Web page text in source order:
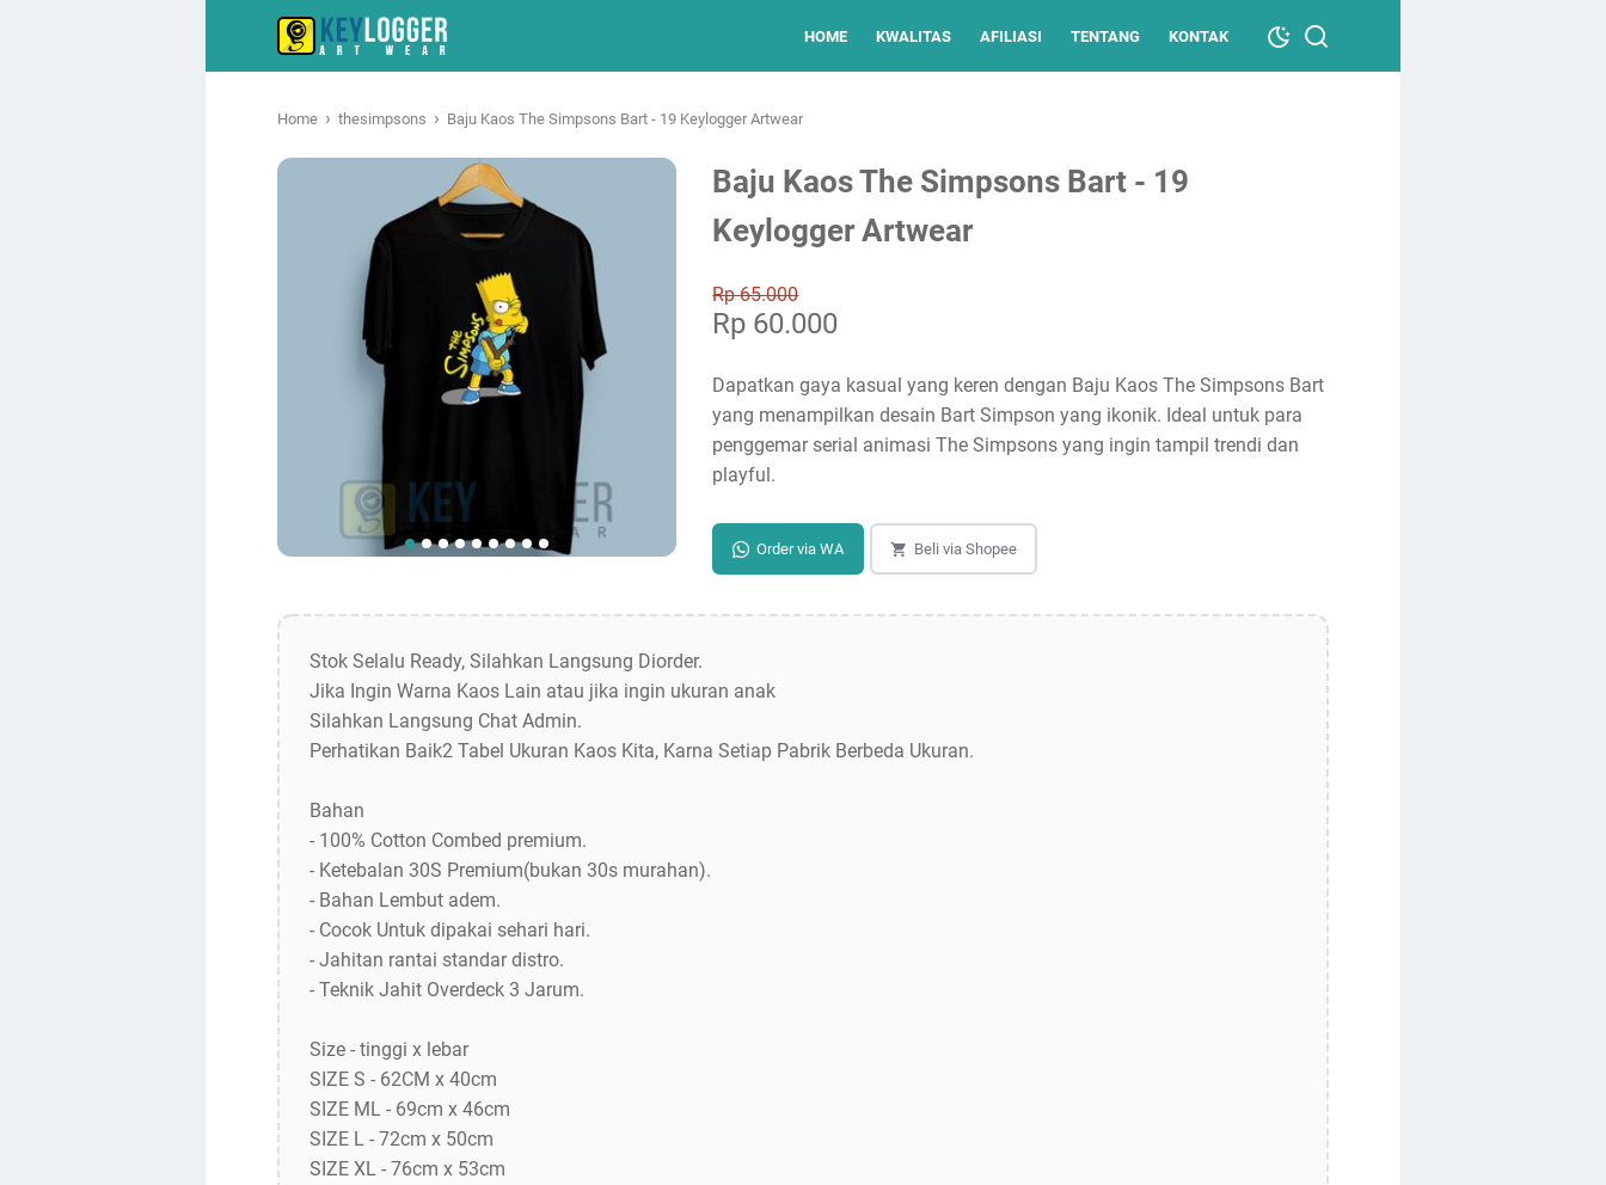
HOME KWALITAS AFILIASI TENTANG KONTAK
Home › thesimpsons › Baju Kaos The Simpsons Bart - 19 Keylogger Artwear
Baju Kaos The Simpsons Bart - 19
Keylogger Artwear
Rp 65.000
Rp 60.000
Dapatkan gaya kasual yang keren dengan Baju Kaos The Simpsons Bart
yang menampilkan desain Bart Simpson yang ikonik. Ideal untuk para
penggemar serial animasi The Simpsons yang ingin tampil trendi dan
playful.
Order via WA Beli via Shopee
Stok Selalu Ready, Silahkan Langsung Diorder.
Jika Ingin Warna Kaos Lain atau jika ingin ukuran anak
Silahkan Langsung Chat Admin.
Perhatikan Baik2 Tabel Ukuran Kaos Kita, Karna Setiap Pabrik Berbeda Ukuran.
Bahan
- 100% Cotton Combed premium.
- Ketebalan 30S Premium(bukan 30s murahan).
- Bahan Lembut adem.
- Cocok Untuk dipakai sehari hari.
- Jahitan rantai standar distro.
- Teknik Jahit Overdeck 3 Jarum.
Size - tinggi x lebar
SIZE S - 62CM x 40cm
SIZE ML - 69cm x 46cm
SIZE L - 72cm x 50cm
SIZE XL - 76cm x 53cm